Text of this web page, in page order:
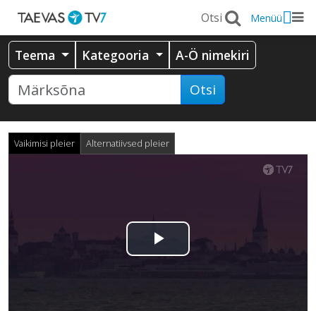
Menüü
Teema Kategooria A-Ö nimekiri
Otsi
Vaikimisi pleier Alternatiivsed pleier
Esita